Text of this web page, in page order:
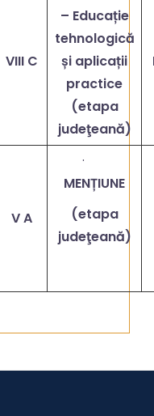
VIII C
– Educație
tehnologică
și aplicații
practice
(etapa
judeţeană)
V A
·
MENȚIUNE
(etapa
judeţeană)